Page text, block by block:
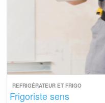
REFRIGÉRATEUR ET FRIGO
Frigoriste sens